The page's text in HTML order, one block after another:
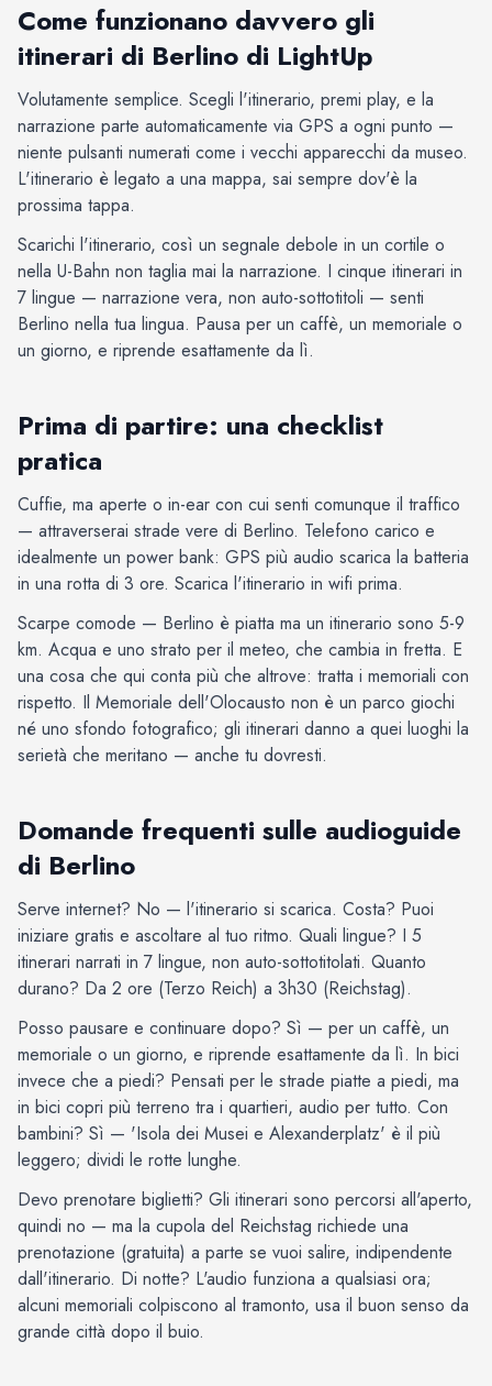
Come funzionano davvero gli
itinerari di Berlino di LightUp
Volutamente semplice. Scegli l'itinerario, premi play, e la
narrazione parte automaticamente via GPS a ogni punto —
niente pulsanti numerati come i vecchi apparecchi da museo.
L'itinerario è legato a una mappa, sai sempre dov'è la
prossima tappa.
Scarichi l'itinerario, così un segnale debole in un cortile o
nella U-Bahn non taglia mai la narrazione. I cinque itinerari in
7 lingue — narrazione vera, non auto-sottotitoli — senti
Berlino nella tua lingua. Pausa per un caffè, un memoriale o
un giorno, e riprende esattamente da lì.
Prima di partire: una checklist
pratica
Cuffie, ma aperte o in-ear con cui senti comunque il traffico
— attraverserai strade vere di Berlino. Telefono carico e
idealmente un power bank: GPS più audio scarica la batteria
in una rotta di 3 ore. Scarica l'itinerario in wifi prima.
Scarpe comode — Berlino è piatta ma un itinerario sono 5-9
km. Acqua e uno strato per il meteo, che cambia in fretta. E
una cosa che qui conta più che altrove: tratta i memoriali con
rispetto. Il Memoriale dell'Olocausto non è un parco giochi
né uno sfondo fotografico; gli itinerari danno a quei luoghi la
serietà che meritano — anche tu dovresti.
Domande frequenti sulle audioguide
di Berlino
Serve internet? No — l'itinerario si scarica. Costa? Puoi
iniziare gratis e ascoltare al tuo ritmo. Quali lingue? I 5
itinerari narrati in 7 lingue, non auto-sottotitolati. Quanto
durano? Da 2 ore (Terzo Reich) a 3h30 (Reichstag).
Posso pausare e continuare dopo? Sì — per un caffè, un
memoriale o un giorno, e riprende esattamente da lì. In bici
invece che a piedi? Pensati per le strade piatte a piedi, ma
in bici copri più terreno tra i quartieri, audio per tutto. Con
bambini? Sì — 'Isola dei Musei e Alexanderplatz' è il più
leggero; dividi le rotte lunghe.
Devo prenotare biglietti? Gli itinerari sono percorsi all'aperto,
quindi no — ma la cupola del Reichstag richiede una
prenotazione (gratuita) a parte se vuoi salire, indipendente
dall'itinerario. Di notte? L'audio funziona a qualsiasi ora;
alcuni memoriali colpiscono al tramonto, usa il buon senso da
grande città dopo il buio.